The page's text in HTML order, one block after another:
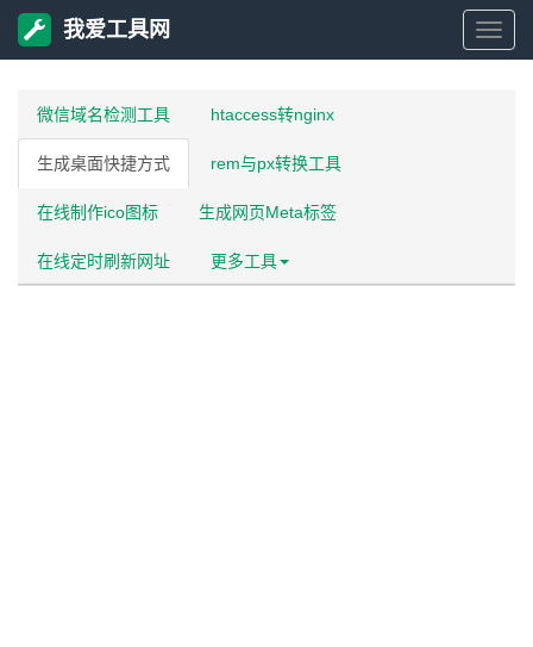
我
网
我爱工具网
微信域名检测工具 htaccess转nginx
生成桌面快捷方式 rem与px转换工具
在线制作ico图标 生成网页Meta标签
在线定时刷新网址 更多工具